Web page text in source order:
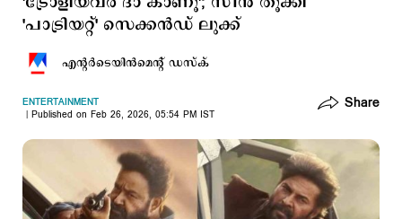
'പാട്രിയറ്റ്' സെക്കന്‍ഡ് ലുക്ക്
എന്‍റര്‍ടെയിന്‍മെന്‍റ് ഡസ്ക്
ENTERTAINMENT
Published on Feb 26, 2026, 05:54 PM IST
Share